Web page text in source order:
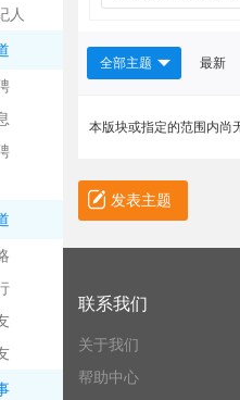
人
全部主题 最新
本版块或指定的范围内尚
发表主题
联系我们
关于我们
帮助中心